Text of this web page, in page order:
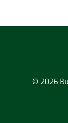
© 2026